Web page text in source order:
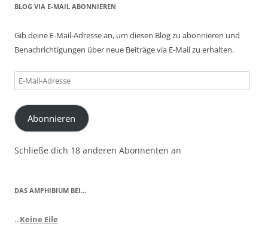
BLOG VIA E-MAIL ABONNIEREN
Gib deine E-Mail-Adresse an, um diesen Blog zu abonnieren und
Benachrichtigungen über neue Beiträge via E-Mail zu erhalten.
E-
Mail-
Adresse
Abonnieren
Schließe dich 18 anderen Abonnenten an
DAS AMPHIBIUM BEI…
...Keine Eile